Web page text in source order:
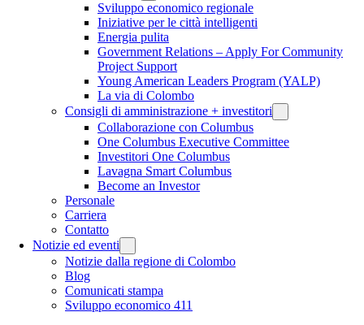
Sviluppo economico regionale
Iniziative per le città intelligenti
Energia pulita
Government Relations – Apply For Community
Project Support
Young American Leaders Program (YALP)
La via di Colombo
Consigli di amministrazione + investitori
Collaborazione con Columbus
One Columbus Executive Committee
Investitori One Columbus
Lavagna Smart Columbus
Become an Investor
Personale
Carriera
Contatto
Notizie ed eventi
Notizie dalla regione di Colombo
Blog
Comunicati stampa
Sviluppo economico 411